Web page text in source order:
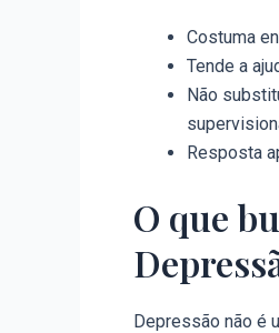
Costuma
Tende a
Não
Resposta
O que
Depressão não é